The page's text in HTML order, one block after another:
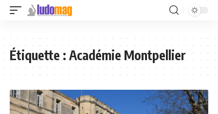
Étiquette :Académie Montpellier